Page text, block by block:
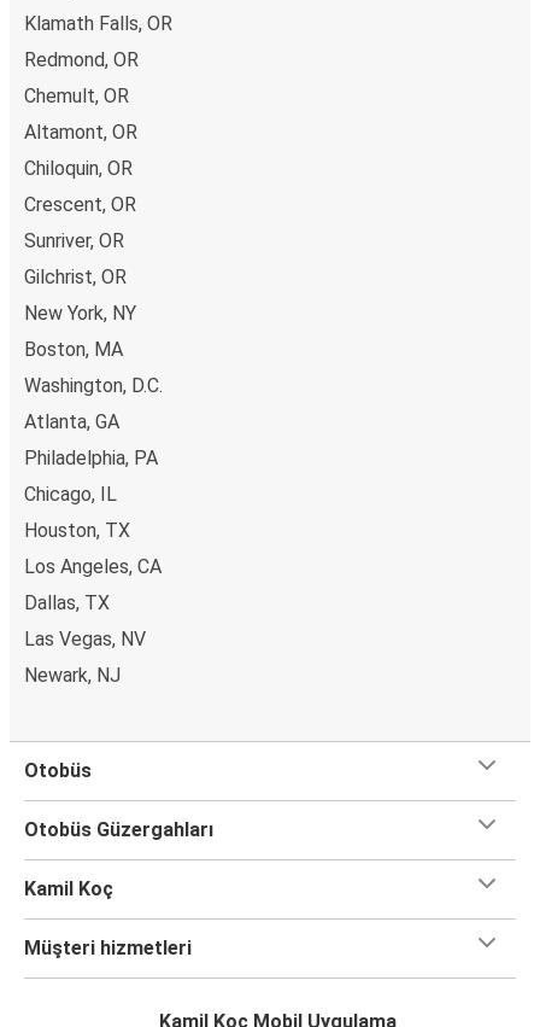
Klamath Falls, OR
Redmond, OR
Chemult, OR
Altamont, OR
Chiloquin, OR
Crescent, OR
Sunriver, OR
Gilchrist, OR
New York, NY
Boston, MA
Washington, D.C.
Atlanta, GA
Philadelphia, PA
Chicago, IL
Houston, TX
Los Angeles, CA
Dallas, TX
Las Vegas, NV
Newark, NJ
Otobüs
Otobüs Güzergahları
Kamil Koç
Müşteri hizmetleri
Kamil Koç Mobil Uygulama